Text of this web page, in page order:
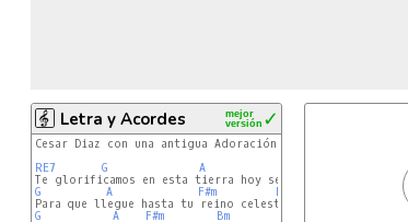
Letra y Acordes ✓
mejor
versión
Cesar Diaz con una antigua Adoración:
RE7
G A
G
A F#m
Bm
G
A F#m
Bm